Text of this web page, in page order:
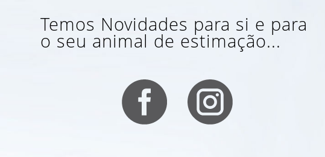
Temos Novidades para si e para
o seu animal de estimação...